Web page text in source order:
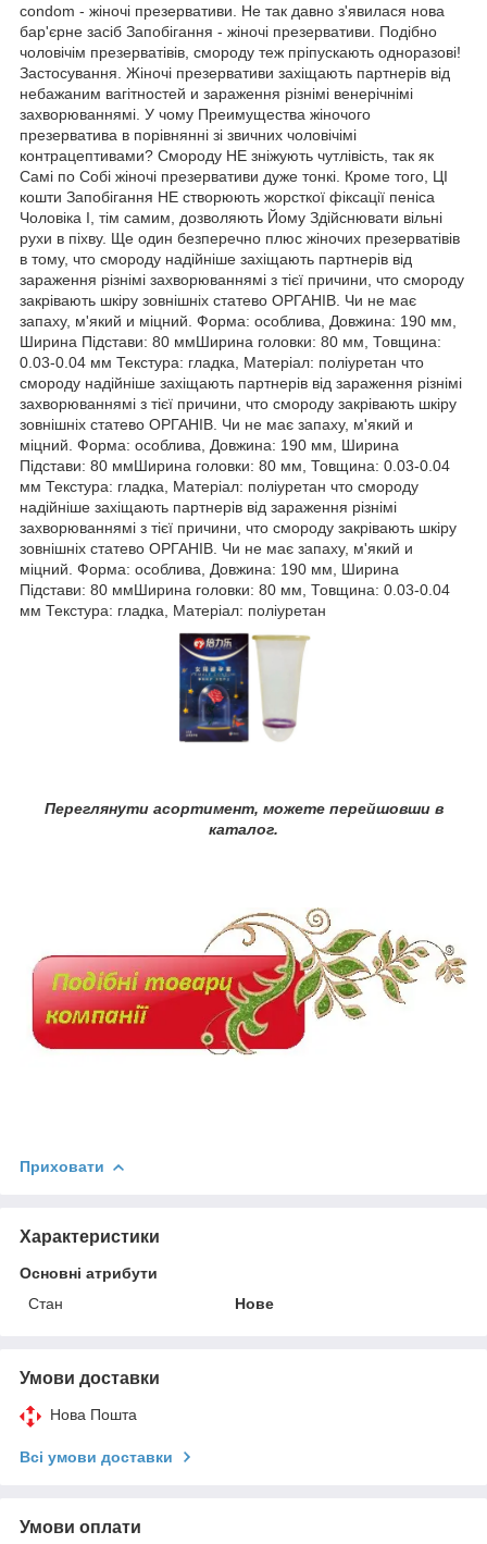
condom - жіночі презервативи. Не так давно з'явилася нова
бар'єрне засіб Запобігання - жіночі презервативи. Подібно
чоловічім презерватівів, смороду теж пріпускають одноразові!
Застосування. Жіночі презервативи захіщають партнерів від
небажаним вагітностей и зараження різнімі венерічнімі
захворюваннямі. У чому Преимущества жіночого
презерватива в порівнянні зі звичних чоловічімі
контрацептивами? Смороду НЕ зніжують чутлівість, так як
Самі по Собі жіночі презервативи дуже тонкі. Кроме того, ЦІ
кошти Запобігання НЕ створюють жорсткої фіксації пеніса
Чоловіка І, тім самим, дозволяють Йому Здійснювати вільні
рухи в піхву. Ще один безперечно плюс жіночих презерватівів
в тому, что смороду надійніше захіщають партнерів від
зараження різнімі захворюваннямі з тієї причини, что смороду
закрівають шкіру зовнішніх статево ОРГАНІВ. Чи не має
запаху, м'який и міцний. Форма: особлива, Довжина: 190 мм,
Ширина Підстави: 80 ммШирина головки: 80 мм, Товщина:
0.03-0.04 мм Текстура: гладка, Матеріал: поліуретан что
смороду надійніше захіщають партнерів від зараження різнімі
захворюваннямі з тієї причини, что смороду закрівають шкіру
зовнішніх статево ОРГАНІВ. Чи не має запаху, м'який и
міцний. Форма: особлива, Довжина: 190 мм, Ширина
Підстави: 80 ммШирина головки: 80 мм, Товщина: 0.03-0.04
мм Текстура: гладка, Матеріал: поліуретан что смороду
надійніше захіщають партнерів від зараження різнімі
захворюваннямі з тієї причини, что смороду закрівають шкіру
зовнішніх статево ОРГАНІВ. Чи не має запаху, м'який и
міцний. Форма: особлива, Довжина: 190 мм, Ширина
Підстави: 80 ммШирина головки: 80 мм, Товщина: 0.03-0.04
мм Текстура: гладка, Матеріал: поліуретан
Переглянути асортимент, можете перейшовши в
каталог.
Приховати
Характеристики
Основні атрибути
Стан
Нове
Умови доставки
Нова Пошта
Всі умови доставки
Умови оплати